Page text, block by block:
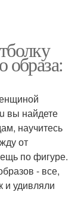
образа:
вы найдете
научитесь
от
по фигуре.
- все,
удивляли